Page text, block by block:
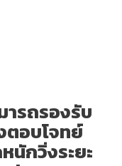
ารถรองรับ
ตอบโจทย์
นักวิ่งระยะ